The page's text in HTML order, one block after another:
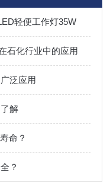
轻便工作灯35W
石化行业中的应用
泛应用
解
命？
？